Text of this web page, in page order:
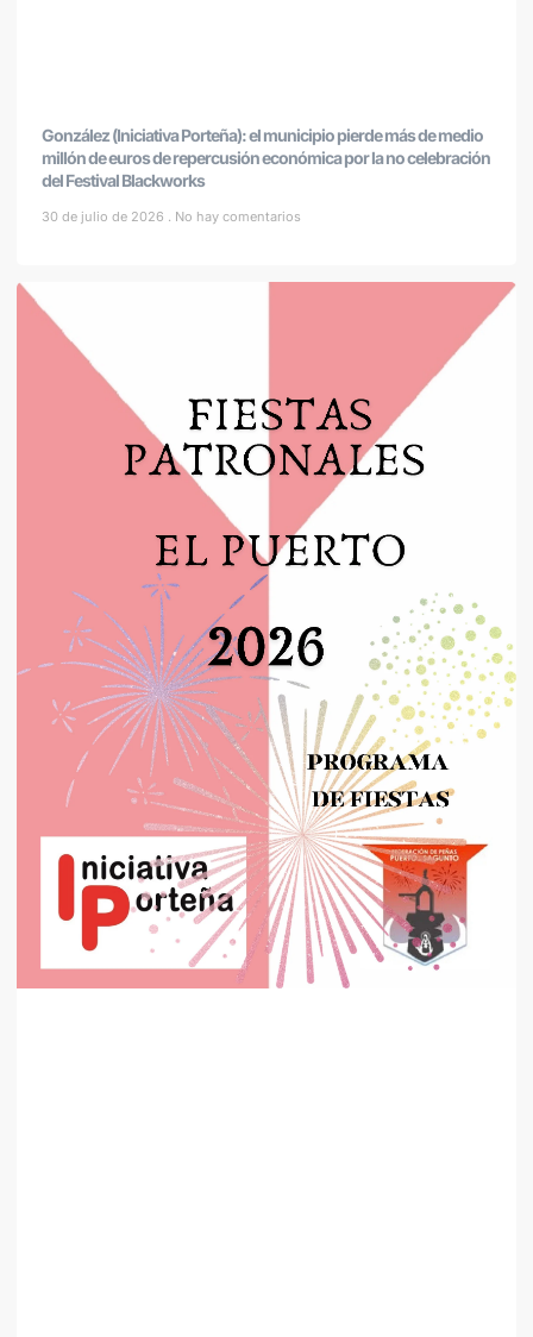
González (Iniciativa Porteña): el municipio pierde más de medio
millón de euros de repercusión económica por la no celebración
del Festival Blackworks
30 de julio de 2026 No hay comentarios